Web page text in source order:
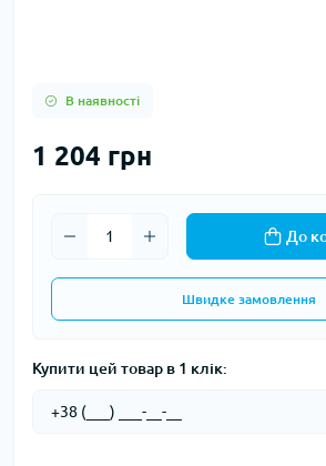
В наявності
1 204 грн
До
Швидке замовлення
Купити цей товар в 1 клік: